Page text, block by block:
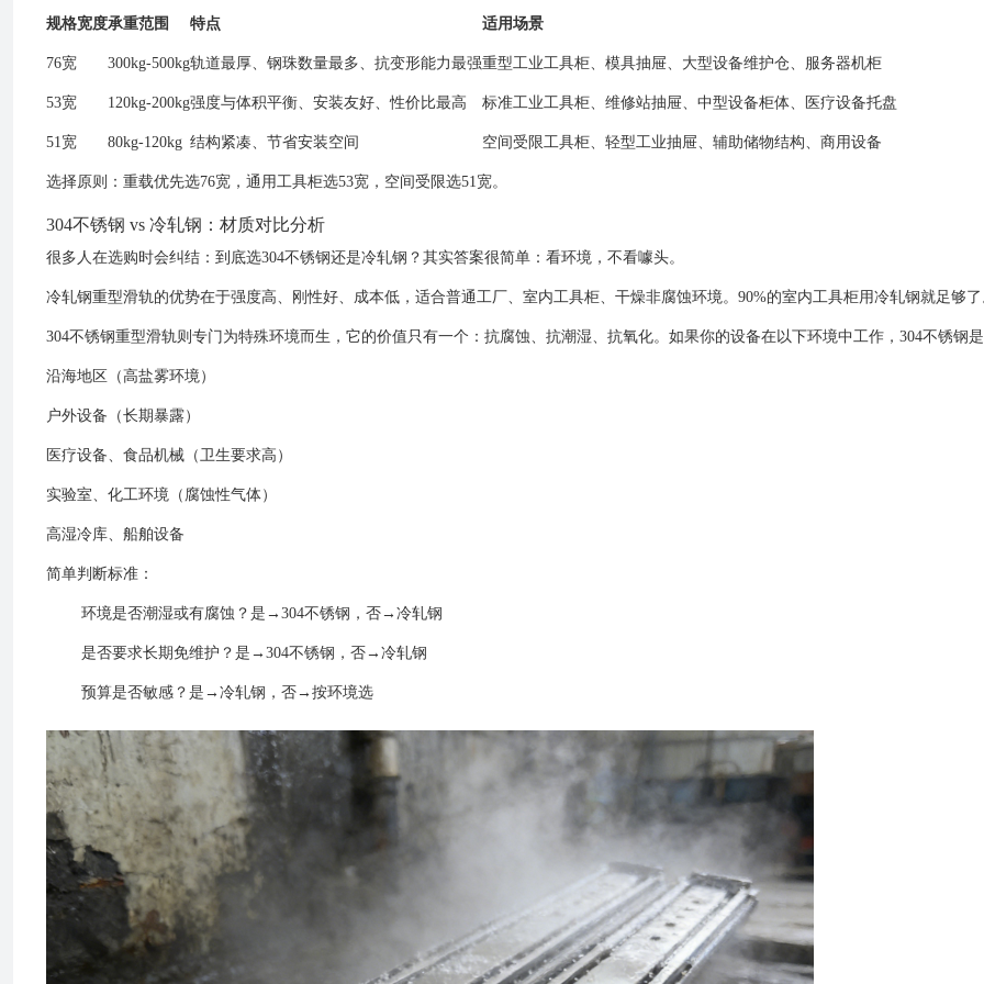
规格宽度承重范围 特点 适用场景
76宽 300kg-500kg轨道最厚、钢珠数量最多、抗变形能力最强重型工业工具柜、模具抽屉、大型设备维护仓、服务器机柜
53宽 120kg-200kg强度与体积平衡、安装友好、性价比最高 标准工业工具柜、维修站抽屉、中型设备柜体、医疗设备托盘
51宽 80kg-120kg 结构紧凑、节省安装空间 空间受限工具柜、轻型工业抽屉、辅助储物结构、商用设备
选择原则：重载优先选76宽，通用工具柜选53宽，空间受限选51宽。
304不锈钢 vs 冷轧钢：材质对比分析
很多人在选购时会纠结：到底选304不锈钢还是冷轧钢？其实答案很简单：看环境，不看噱头。
冷轧钢重型滑轨的优势在于强度高、刚性好、成本低，适合普通工厂、室内工具柜、干燥非腐蚀环境。90%的室内工具柜用冷轧钢就足够了
304不锈钢重型滑轨则专门为特殊环境而生，它的价值只有一个：抗腐蚀、抗潮湿、抗氧化。如果你的设备在以下环境中工作，304不锈钢是
沿海地区（高盐雾环境）
户外设备（长期暴露）
医疗设备、食品机械（卫生要求高）
实验室、化工环境（腐蚀性气体）
高湿冷库、船舶设备
简单判断标准：
环境是否潮湿或有腐蚀？是→304不锈钢，否→冷轧钢
是否要求长期免维护？是→304不锈钢，否→冷轧钢
预算是否敏感？是→冷轧钢，否→按环境选